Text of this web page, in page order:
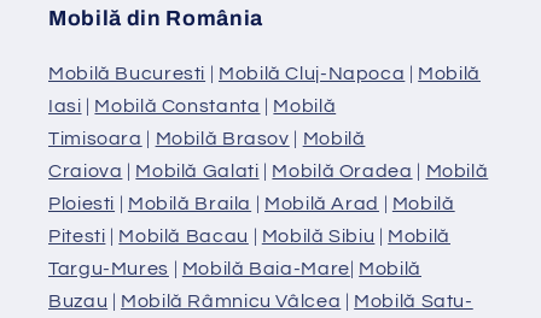
Mobilă din România
Mobilă Bucuresti | Mobilă Cluj-Napoca | Mobilă
Iasi | Mobilă Constanta | Mobilă
Timisoara | Mobilă Brasov | Mobilă
Craiova | Mobilă Galati | Mobilă Oradea | Mobilă
Ploiesti | Mobilă Braila | Mobilă Arad | Mobilă
Pitesti | Mobilă Bacau | Mobilă Sibiu | Mobilă
Targu-Mures | Mobilă Baia-Mare| Mobilă
Buzau | Mobilă Râmnicu Vâlcea | Mobilă Satu-